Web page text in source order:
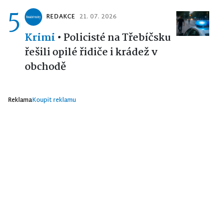
5 REDAKCE 21. 07. 2026
Krimi • Policisté na Třebíčsku
řešili opilé řidiče i krádež v
obchodě
ReklamaKoupit reklamu